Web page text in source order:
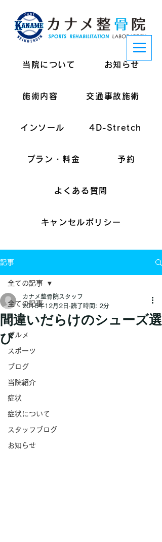
当院について お知らせ
施術内容 交通事故施術
インソール 4D-Stretch
プラン・料金 予約
よくある質問
キャンセルポリシー
記事
全ての記事
ケガ
グルメ
スポーツ
ブログ
当院紹介
症状
症状について
スタッフブログ
お知らせ
全ての記事
間違いだらけのシューズ選
び
カナメ整骨院スタッフ
2016年12月2日 読了時間: 2分